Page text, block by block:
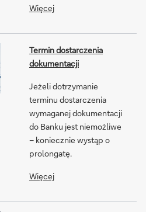
Więcej
Termin dostarczenia
dokumentacji
Jeżeli dotrzymanie
terminu dostarczenia
wymaganej dokumentacji
do Banku jest niemożliwe
– koniecznie wystąp o
prolongatę.
Więcej